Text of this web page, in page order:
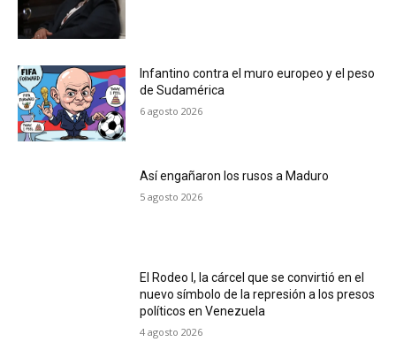
Infantino contra el muro europeo y el peso
de Sudamérica
6 agosto 2026
Así engañaron los rusos a Maduro
5 agosto 2026
El Rodeo I, la cárcel que se convirtió en el
nuevo símbolo de la represión a los presos
políticos en Venezuela
4 agosto 2026